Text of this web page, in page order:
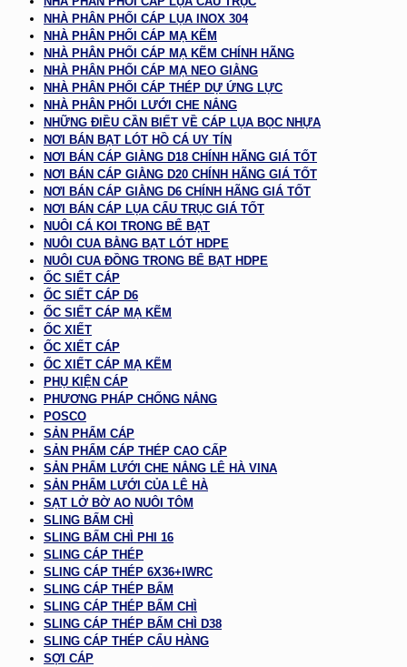
NHÀ PHÂN PHỐI CÁP LỤA INOX 304
NHÀ PHÂN PHỐI CÁP MẠ KẼM
NHÀ PHÂN PHỐI CÁP MẠ KẼM CHÍNH HÃNG
NHÀ PHÂN PHỐI CÁP MẠ NEO GIẰNG
NHÀ PHÂN PHỐI CÁP THÉP DỰ ỨNG LỰC
NHÀ PHÂN PHỐI LƯỚI CHE NẮNG
NHỮNG ĐIỀU CẦN BIẾT VỀ CÁP LỤA BỌC NHỰA
NƠI BÁN BẠT LÓT HỒ CÁ UY TÍN
NƠI BÁN CÁP GIẰNG D18 CHÍNH HÃNG GIÁ TỐT
NƠI BÁN CÁP GIẰNG D20 CHÍNH HÃNG GIÁ TỐT
NƠI BÁN CÁP GIẰNG D6 CHÍNH HÃNG GIÁ TỐT
NƠI BÁN CÁP LỤA CẨU TRỤC GIÁ TỐT
NUÔI CÁ KOI TRONG BỂ BẠT
NUÔI CUA BẰNG BẠT LÓT HDPE
NUÔI CUA ĐỒNG TRONG BỂ BẠT HDPE
ỐC SIẾT CÁP
ỐC SIẾT CÁP D6
ỐC SIẾT CÁP MẠ KẼM
ỐC XIẾT
ỐC XIẾT CÁP
ỐC XIẾT CÁP MẠ KẼM
PHỤ KIỆN CÁP
PHƯƠNG PHÁP CHỐNG NẮNG
POSCO
SẢN PHẨM CÁP
SẢN PHẨM CÁP THÉP CAO CẤP
SẢN PHẨM LƯỚI CHE NẮNG LÊ HÀ VINA
SẢN PHẨM LƯỚI CỦA LÊ HÀ
SẠT LỞ BỜ AO NUÔI TÔM
SLING BẤM CHÌ
SLING BẤM CHÌ PHI 16
SLING CÁP THÉP
SLING CÁP THÉP 6X36+IWRC
SLING CÁP THÉP BẤM
SLING CÁP THÉP BẤM CHÌ
SLING CÁP THÉP BẤM CHÌ D38
SLING CÁP THÉP CẨU HÀNG
SỢI CÁP